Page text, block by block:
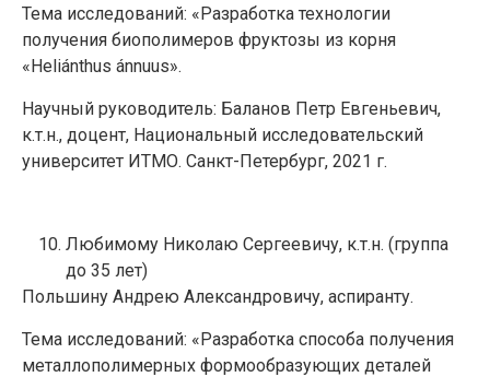
Тема исследований: «Разработка технологии
получения биополимеров фруктозы из корня
«Heliánthus ánnuus».
Научный руководитель: Баланов Петр Евгеньевич,
к.т.н., доцент, Национальный исследовательский
университет ИТМО. Санкт-Петербург, 2021 г.
Любимому Николаю Сергеевичу, к.т.н. (группа
до 35 лет)
Польшину Андрею Александровичу, аспиранту.
Тема исследований: «Разработка способа получения
металлополимерных формообразующих деталей